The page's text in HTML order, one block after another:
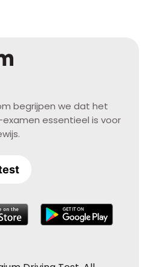
begrijpen we dat het
essentieel is voor